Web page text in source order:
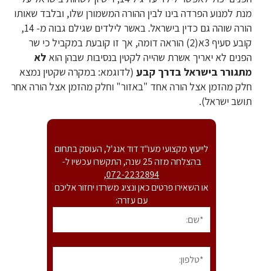
מנת למנוע הפרדה בינו לבין ההורה המשמורן שלו, ובלבד שאותו
הורה שוהה גם כדין בישראל. באשר לילדים שגילם גבוה מ- 14,
קובע סעיף 3א(2) הוראה דומה, אך זו קובעת במקביל כי שר
הפנים לא יאריך אשרת שהייה לקטין בנסיבות שבהן הוא לא
מתגורר בישראל בדרך קבע(לדוגמא: במקרה שקטין נמצא
חלק מהזמן אצל הורה אחד "באזור" וחלק מהזמן אצל הורה אחר
תושב ישראל).
לייעוץ מקצועי מעו"ד דוד אנג'ל, העוסק בתחום
בהצלחה מזה 25 שנה, התקשרו עכשיו ל-
072-2232894
,
או השאירו פרטים כאן ונציג משרדו יחזור אליכם
עם עזרה: